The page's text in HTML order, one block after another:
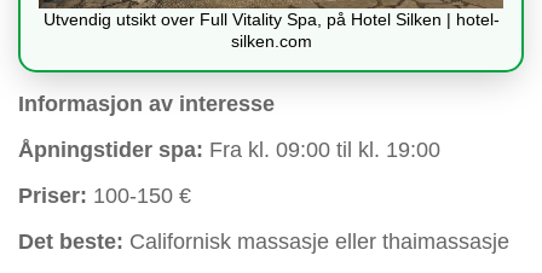
Utvendig utsikt over Full Vitality Spa, på Hotel Silken | hotel-
silken.com
Informasjon av interesse
Åpningstider spa: Fra kl. 09:00 til kl. 19:00
Priser: 100-150 €
Det beste: Californisk massasje eller thaimassasje